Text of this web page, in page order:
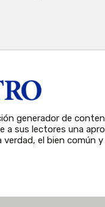
generador de
a sus lectores una
el bien común